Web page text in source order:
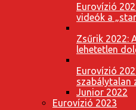
Eurovízió
videók a
Zsűrik 2022:
lehetetlen
Eurovízió
szabálytalan
Junior 2022
Eurovízió 2023